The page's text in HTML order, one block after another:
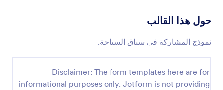
حول هذا القالب
نموذج المشاركة في سباق السباحة.
Disclaimer: The form templates here are for
informational purposes only. Jotform is not providing
معاينة